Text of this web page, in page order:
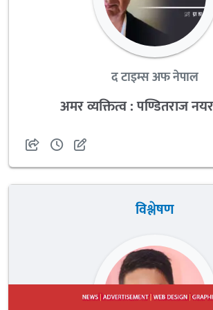
द टाइम्स अफ नेपाल
अमर व्यक्तित्व : पण्डितराज
विश्लेषण